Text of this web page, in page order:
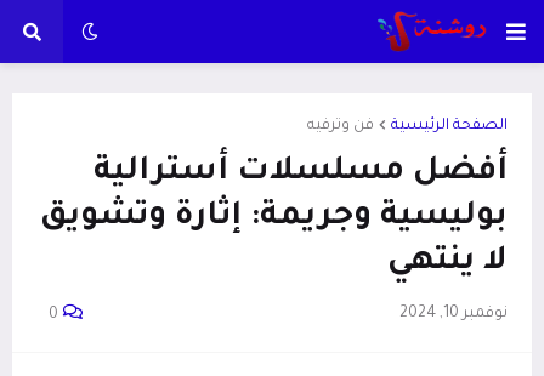
الصفحة الرئيسية فن وترفيه
أفضل مسلسلات أسترالية
بوليسية وجريمة: إثارة وتشويق
لا ينتهي
نوفمبر 10, 2024 0